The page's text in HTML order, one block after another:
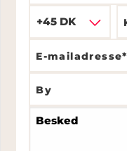
+45 DK